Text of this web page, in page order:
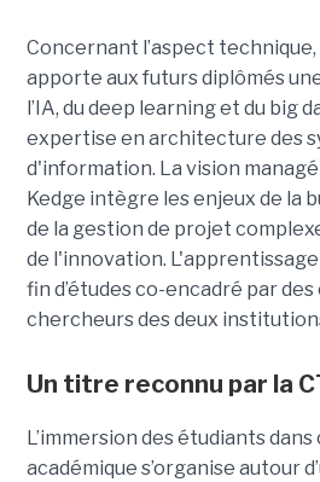
Concernant l’aspect technique,
apporte aux futurs diplômés
l’IA, du deep learning et du big
expertise en architecture des
d'information. La vision
Kedge intègre les enjeux de la
de la gestion de projet
de l'innovation.
fin d’études co-encadré par
chercheurs des deux
Un titre reconnu par la
L’immersion des étudiants
académique s’organise autour